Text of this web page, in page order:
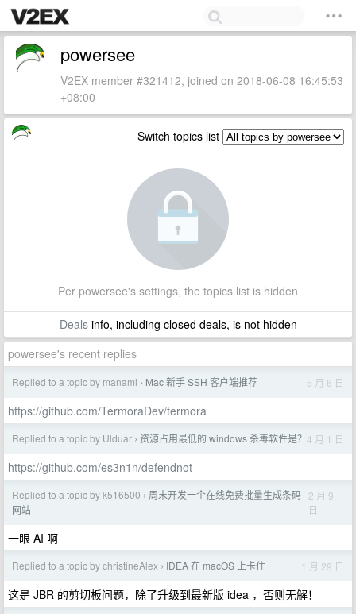
powersee
V2EX member #321412, joined on 2018-06-08 16:45:53
+08:00
Switch topics list
Per powersee's settings, the topics list is hidden
Dealsinfo, including closed deals, is not hidden
powersee's recent replies
Replied to a topic by manami › Mac 新手 SSH 客户端推荐 5 月 6 日
https://github.com/TermoraDev/termora
Replied to a topic by Ulduar › 资源占用最低的 windows 杀毒软件是？ 4 月 1 日
https://github.com/es3n1n/defendnot
Replied to a topic by k516500 › 周末开发一个在线免费批量生成条码
网站
2 月 9
日
一眼 AI 啊
Replied to a topic by christineAlex › IDEA 在 macOS 上卡住 1 月 29 日
这是 JBR 的剪切板问题，除了升级到最新版 idea ，否则无解！